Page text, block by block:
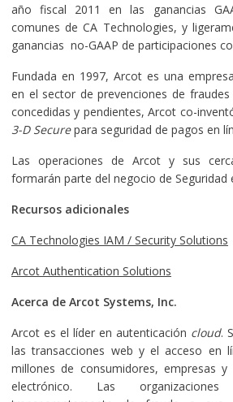
año fiscal 2011 en las ganancias
comunes de CA Technologies, y
ganancias no-GAAP de participaciones
Fundada en 1997, Arcot es una
en el sector de prevenciones de
concedidas y pendientes, Arcot co-
3-D Securepara seguridad de pagos en
Las operaciones de Arcot y sus
formarán parte del negocio de Seguridad
Recursos adicionales
CA Technologies IAM / Security Solutions
Arcot Authentication Solutions
Acerca de Arcot Systems, Inc.
Arcot es el líder en autenticación cloud.
las transacciones web y el acceso en
millones de consumidores, empresas
electrónico. Las